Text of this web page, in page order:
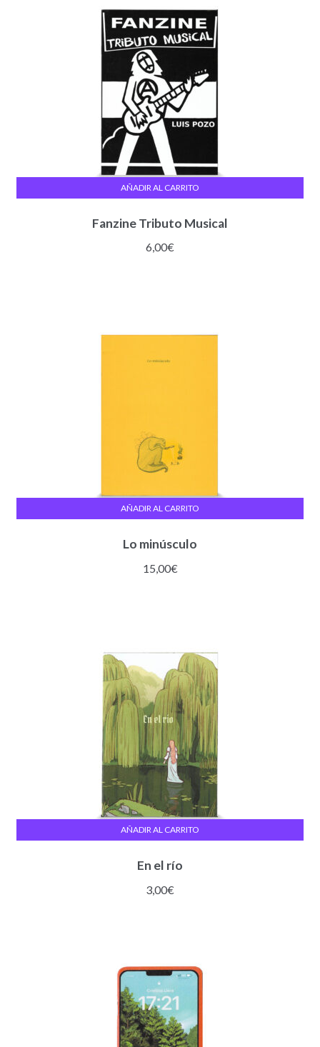
Fanzine Tributo Musical
6,00€
AÑADIR AL CARRITO
Lo minúsculo
15,00€
AÑADIR AL CARRITO
En el río
3,00€
AÑADIR AL CARRITO